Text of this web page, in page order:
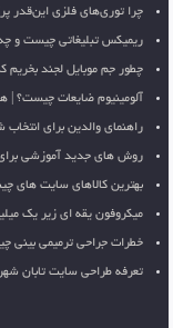
چرا توری‌های فلزی این‌قدر
ریمیکس تبلیغاتی چیست و چه
چطور جم موبایل لجند
آلومینیوم ضایعات چیست؟ |
راهنمای والدین برای
روش های جدید آموزشی
بهترین کالاهای سایت های
میکروفون یقه ای زیر یک
خطرات جراحی ترمیمی بینی
تعرفه طراحی سایت تابان